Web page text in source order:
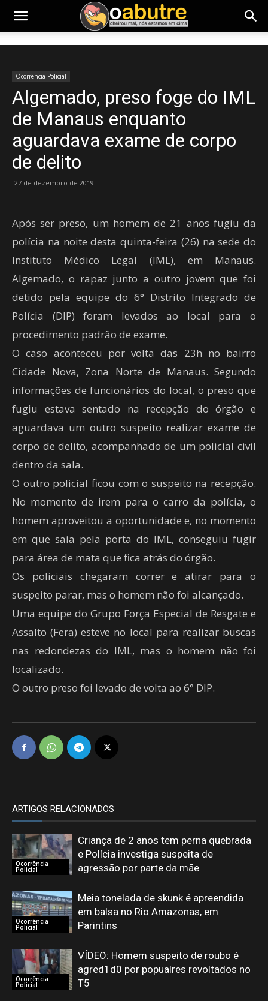
Ocorrência Policial
Algemado, preso foge do IML
de Manaus enquanto
aguardava exame de corpo
de delito
27 de dezembro de 2019
Após ser preso, um homem de 21 anos fugiu da
polícia na noite desta quinta-feira (26) na sede do
Instituto Médico Legal (IML), em Manaus.
Algemado, o rapaz junto a outro jovem que foi
detido pela equipe do 6° Distrito Integrado de
Polícia (DIP) foram levados ao local para o
procedimento padrão de exame.
O caso aconteceu por volta das 23h no bairro
Cidade Nova, Zona Norte de Manaus. Segundo
informações de funcionários do local, o preso que
fugiu estava sentado na recepção do órgão e
aguardava um outro suspeito realizar exame de
corpo de delito, acompanhado de um policial civil
dentro da sala.
O outro policial ficou com o suspeito na recepção.
No momento de irem para o carro da polícia, o
homem aproveitou a oportunidade e, no momento
em que saía pela porta do IML, conseguiu fugir
para área de mata que fica atrás do órgão.
Os policiais chegaram correr e atirar para o
suspeito parar, mas o homem não foi alcançado.
Uma equipe do Grupo Força Especial de Resgate e
Assalto (Fera) esteve no local para realizar buscas
nas redondezas do IML, mas o homem não foi
localizado.
O outro preso foi levado de volta ao 6° DIP.
ARTIGOS RELACIONADOS
Ocorrência
Policial
Criança de 2 anos tem perna quebrada
e Polícia investiga suspeita de
agressão por parte da mãe
Ocorrência
Policial
Meia tonelada de skunk é apreendida
em balsa no Rio Amazonas, em
Parintins
Ocorrência
Policial
VÍDEO: Homem suspeito de roubo é
agred1d0 por popualres revoltados no
T5